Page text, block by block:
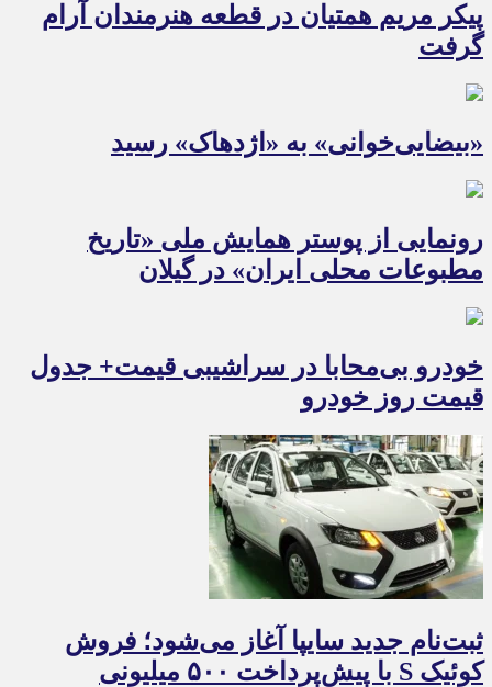
پیکر مریم همتیان در قطعه هنرمندان آرام
گرفت
«بیضایی‌خوانی» به «اژدهاک» رسید
رونمایی از پوستر همایش ملی «تاریخ
مطبوعات محلی ایران» در گیلان
خودرو بی‌محابا در سراشیبی قیمت+ جدول
قیمت روز خودرو
ثبت‌نام جدید سایپا آغاز می‌شود؛ فروش
کوئیک S با پیش‌پرداخت ۵۰۰ میلیونی